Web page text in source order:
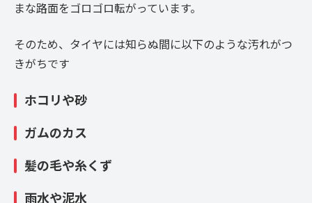
まな路面をゴロゴロ転がっています。
そのため、タイヤには知らぬ間に以下のような汚れがつ
きがちです
ホコリや砂
ガムのカス
髪の毛や糸くず
雨水や泥水